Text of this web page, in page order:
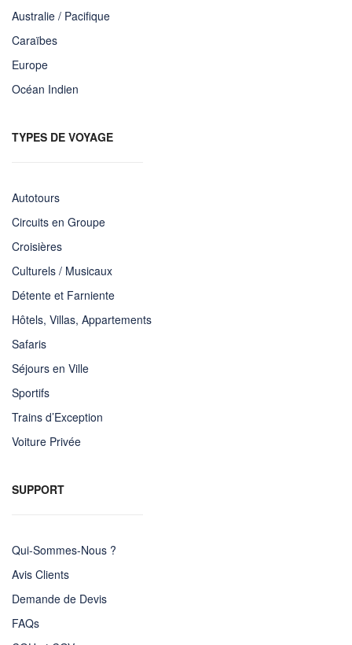
Australie / Pacifique
Caraïbes
Europe
Océan Indien
TYPES DE VOYAGE
Autotours
Circuits en Groupe
Croisières
Culturels / Musicaux
Détente et Farniente
Hôtels, Villas, Appartements
Safaris
Séjours en Ville
Sportifs
Trains d’Exception
Voiture Privée
SUPPORT
Qui-Sommes-Nous ?
Avis Clients
Demande de Devis
FAQs